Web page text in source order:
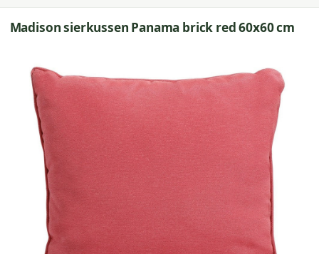
Madison sierkussen Panama brick red 60x60 cm